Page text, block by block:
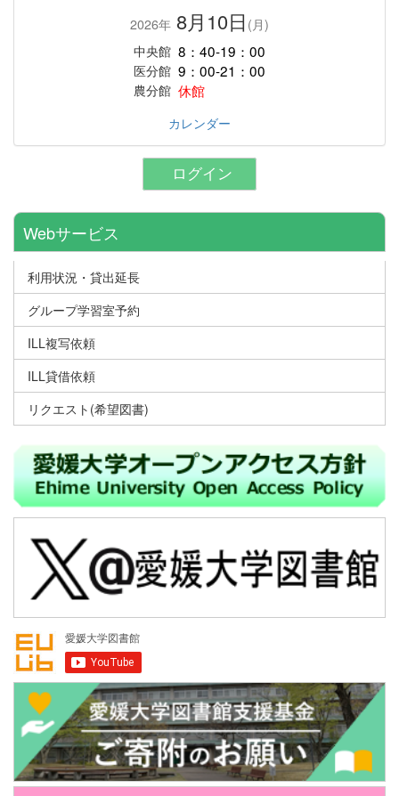
2026年 8月10日 (月)
中央館 8：40-19：00
医分館 9：00-21：00
農分館 休館
カレンダー
ログイン
Webサービス
利用状況・貸出延長
グループ学習室予約
ILL複写依頼
ILL貸借依頼
リクエスト(希望図書)